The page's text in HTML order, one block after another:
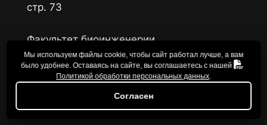
стр. 73
Факультет биоинженерии
и биоинформатики, каб. 433
Мы используем файлы cookie, чтобы сайт работал лучше, а вам
было удобнее. Оставаясь на сайте, вы соглашаетесь с нашей
Политикой обработки персональных данных.
Согласен